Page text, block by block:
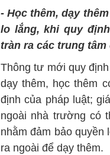
- Học thêm, dạy
lo lắng, khi quy
tràn ra các trung
Thông tư mới quy
dạy thêm, học thêm
định của pháp luật;
ngoài nhà trường có
nhằm đảm bảo quyền
ra ngoài để dạy thêm.